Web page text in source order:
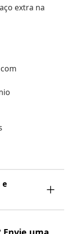
extra na
e